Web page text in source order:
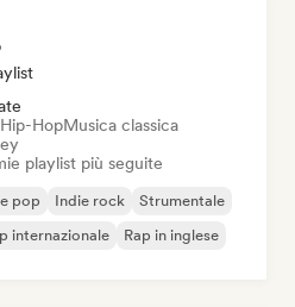
HopMusica classica
playlist più seguite
pop Indie rock
Strumentale
internazionale Rap in inglese